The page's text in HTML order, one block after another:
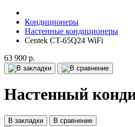
Кондиционеры
Настенные кондиционеры
Centek CT-65Q24 WiFi
63 900 р.
Настенный
В закладки В сравнение